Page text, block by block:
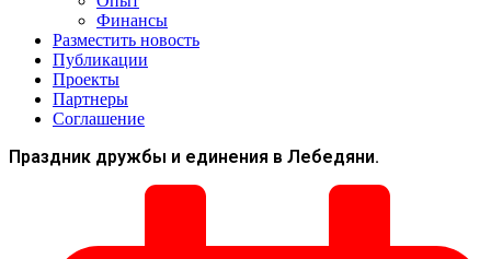
Финансы
Разместить новость
Публикации
Проекты
Партнеры
Соглашение
Праздник дружбы и единения в Лебедяни.